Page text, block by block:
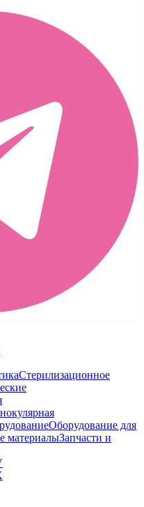
Стерилизационное
Оборудование для
материалыЗапчасти и